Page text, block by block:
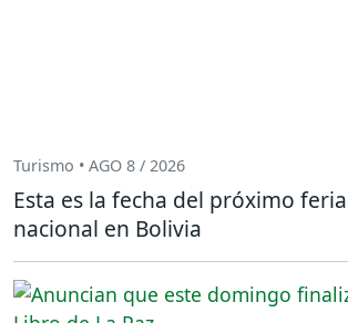
Turismo • AGO 8 / 2026
Esta es la fecha del próximo
nacional en Bolivia